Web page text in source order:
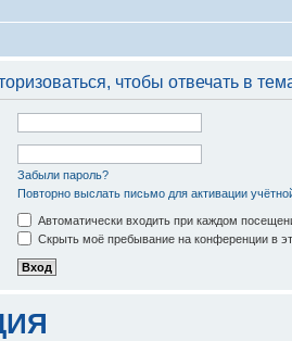
чтобы отвечать в
Забыли пароль?
Повторно выслать письмо для активации
Автоматически входить при каждом
Скрыть моё пребывание на конференции в